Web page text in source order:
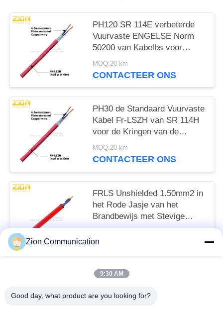
PH120 SR 114E verbeterde
Vuurvaste ENGELSE Norm
50200 van Kabelbs voor
Noodsituatie
MOQ:20 km
CONTACTEER ONS
PH30 de Standaard Vuurvaste
Kabel Fr-LSZH van SR 114H
voor de Kringen van de
Brandopsporing
MOQ:20 km
CONTACTEER ONS
FRLS Unshielded 1.50mm2 in
het Rode Jasje van het
Brandbewijs met Stevige
Naakte Koperen geleider
CONTACTEER ONS
Zion Communication
9:30 AM
Good day, what product are you looking for?